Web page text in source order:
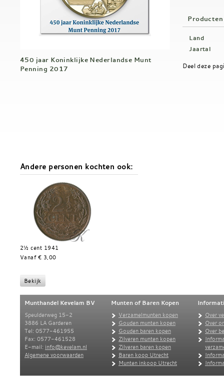
450 jaar Koninklijke Nederlandse Munt
Penning 2017
Land
Jaartal
Deel deze
Andere personen kochten ook:
2½ cent 1941
Vanaf € 3,00
Munthandel Kevelam BV
Speulderweg 15-2
3886 LA Garderen
Tel: 0577-461955
Fax: 0577-461528
E-mail: info@kevelam.nl
Algemene voorwaarden
Munten of Baren Kopen
Verzamelmunten kopen
Gouden munten kopen
Gouden baren kopen
Zilveren munten kopen
Zilveren baren kopen
Baren koop Utrecht
Munten inkoop Utrecht
Over
Over
Over